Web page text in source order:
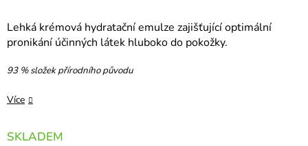
Lehká krémová hydratační emulze zajišťující optimální
pronikání účinných látek hluboko do pokožky.
93 % složek přírodního původu
Více
SKLADEM